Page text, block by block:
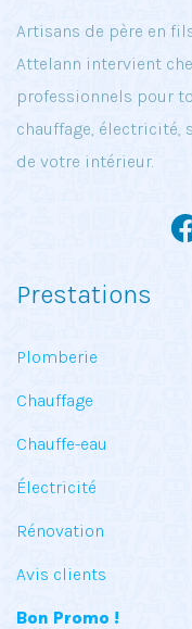
Artisans de père en
Attelann intervient
professionnels pour
chauffage, électricité,
de votre intérieur.
Prestations
Plomberie
Chauffage
Chauffe-eau
Électricité
Rénovation
Avis clients
Bon Promo !